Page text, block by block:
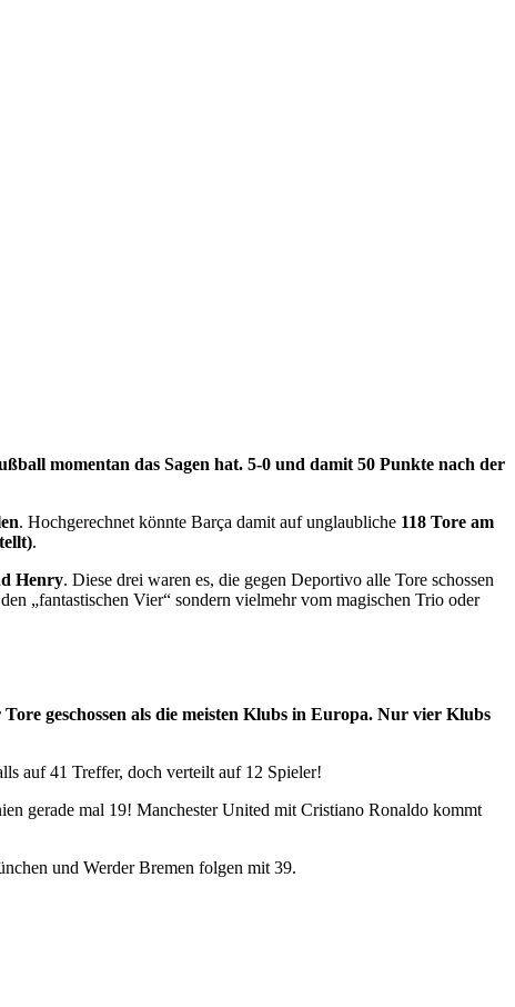
momentan das Sagen hat. 5-0 und damit 50 Punkte nach der
. Hochgerechnet könnte Barça damit auf unglaubliche 118 Tore am
.
Henry. Diese drei waren es, die gegen Deportivo alle Tore schossen
„fantastischen Vier“ sondern vielmehr vom magischen Trio oder
Tore geschossen als die meisten Klubs in Europa. Nur vier Klubs
auf 41 Treffer, doch verteilt auf 12 Spieler!
gerade mal 19! Manchester United mit Cristiano Ronaldo kommt
und Werder Bremen folgen mit 39.